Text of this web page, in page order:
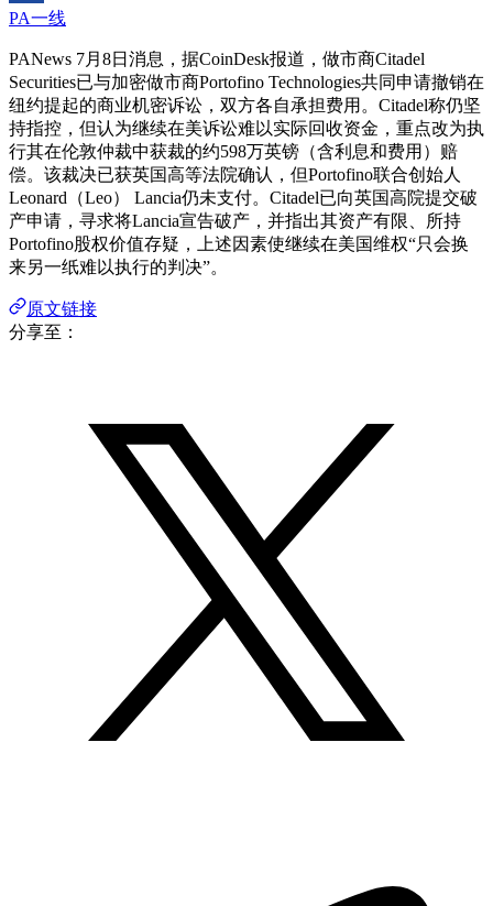
PA一线
PANews 7月8日消息，据CoinDesk报道，做市商Citadel
Securities已与加密做市商Portofino Technologies共同申请撤销在
纽约提起的商业机密诉讼，双方各自承担费用。Citadel称仍坚
持指控，但认为继续在美诉讼难以实际回收资金，重点改为执
行其在伦敦仲裁中获裁的约598万英镑（含利息和费用）赔
偿。该裁决已获英国高等法院确认，但Portofino联合创始人
Leonard（Leo） Lancia仍未支付。Citadel已向英国高院提交破
产申请，寻求将Lancia宣告破产，并指出其资产有限、所持
Portofino股权价值存疑，上述因素使继续在美国维权“只会换
来另一纸难以执行的判决”。
原文链接
分享至：